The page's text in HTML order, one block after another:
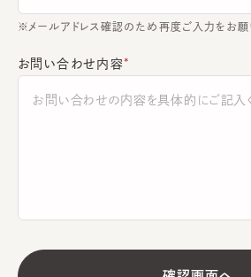
※メールアドレス確認のため再度ご入力をお願
お問い合わせ内容